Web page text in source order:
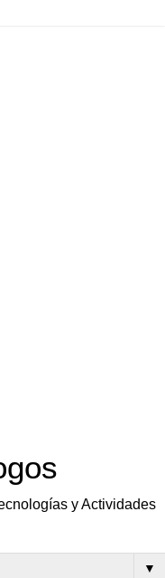
y Actividades
▼